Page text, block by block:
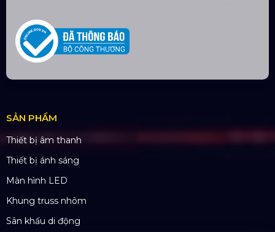
SẢN PHẨM
Thiết bị âm thanh
Thiết bị ánh sáng
Màn hình LED
Khung truss nhôm
Sân khấu di động